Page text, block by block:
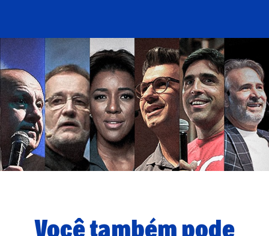
Você também pode